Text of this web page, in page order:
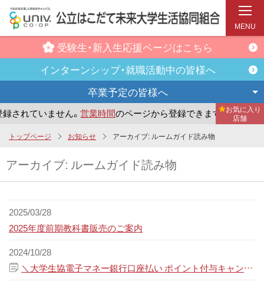
ン
コ
受験生・新入生応援ページはこちら
インターンシップ・就職活動中の皆様へ
卒業予定の皆様へ
れていません。営業時間のページから登録できます。 ま
お気に入り
店舗
MENU
トップページ お知らせ アーカイブ: ルームガイド読み物
アーカイブ: ルームガイド読み物
2025/03/28
2025年度前期教科書販売のご案内
2024/10/28
＼大学生協電子マネー銀行口座払い ポイント付与キャンペーン／